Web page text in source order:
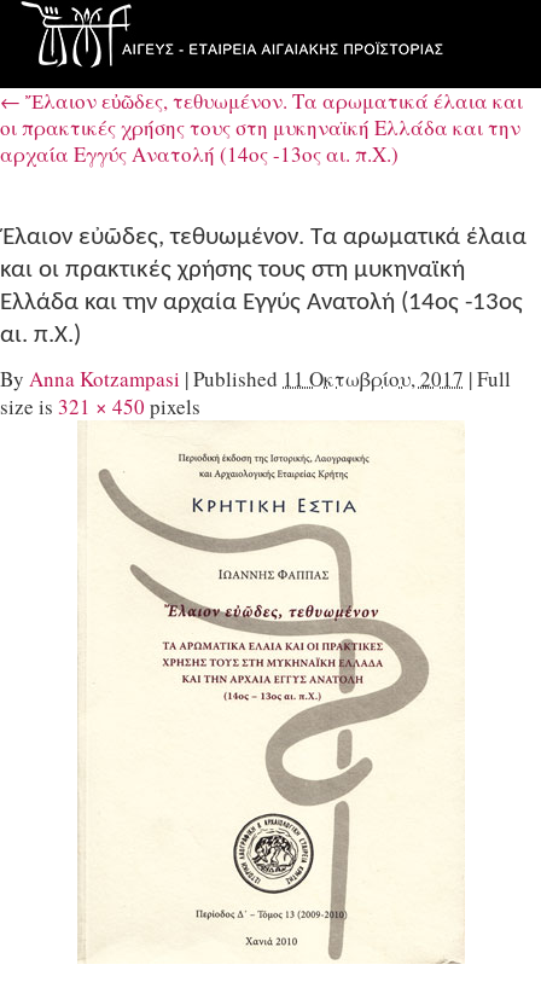
← Ἔλαιον εὐῶδες, τεθυωμένον. Τα αρωματικά έλαια και
οι πρακτικές χρήσης τους στη μυκηναϊκή Ελλάδα και την
αρχαία Εγγύς Ανατολή (14ος -13ος αι. π.Χ.)
Ἔλαιον εὐῶδες, τεθυωμένον. Τα αρωματικά έλαια
και οι πρακτικές χρήσης τους στη μυκηναϊκή
Ελλάδα και την αρχαία Εγγύς Ανατολή (14ος -13ος
αι. π.Χ.)
By Anna Kotzampasi |Published 11 Οκτωβρίου, 2017 |Full
size is 321 × 450 pixels